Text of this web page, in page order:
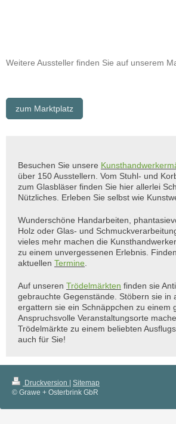
Weitere Aussteller finden Sie auf unserem
zum Marktplatz
Besuchen Sie unsere
über 150 Ausstellern. Vom Stuhl- und
zum Glasbläser finden Sie hier allerlei
Nützliches. Erleben Sie selbst wie
Wunderschöne Handarbeiten,
Holz oder Glas- und
vieles mehr machen die
zu einem unvergessenen Erlebnis.
aktuellen Termine
Auf unseren Trödelmärkten finden sie
gebrauchte Gegenstände. Stöbern sie in
ergattern sie ein Schnäppchen zu einem
Anspruchsvolle Veranstaltungsorte
Trödelmärkte zu einem beliebten
auch für Sie!
Druckversion | Sitemap
© Grawe + Osterbrink GbR